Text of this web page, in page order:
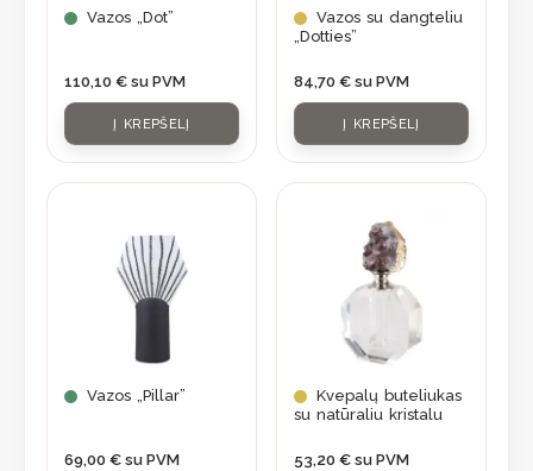
Vazos „Dot”
110,10 € su PVM
Į KREPŠELĮ
Vazos su dangteliu
„Dotties”
84,70 € su PVM
Į KREPŠELĮ
Vazos „Pillar”
69,00 € su PVM
Kvepalų buteliukas
su natūraliu kristalu
53,20 € su PVM